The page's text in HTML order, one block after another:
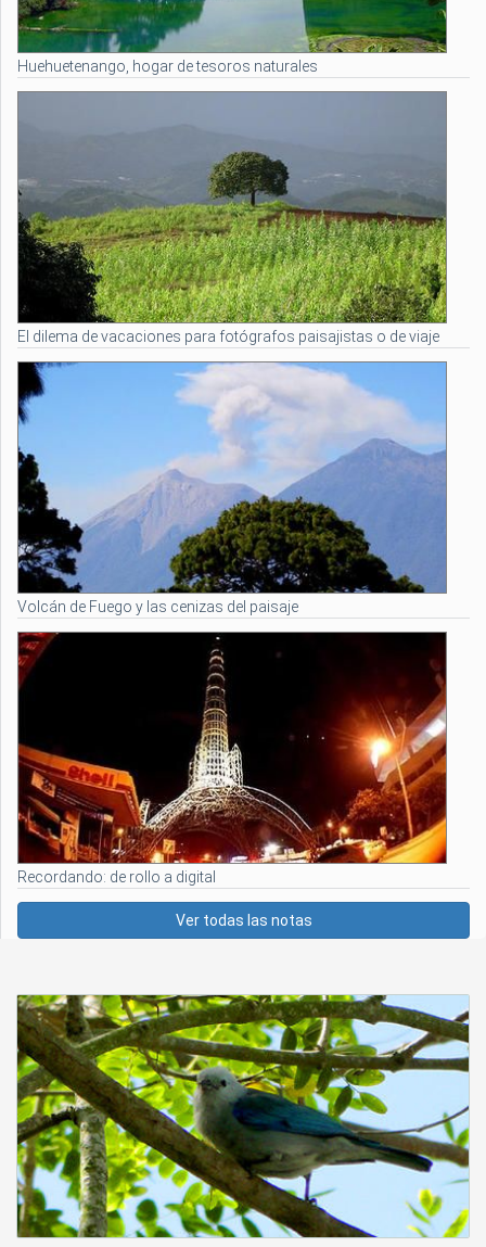
Huehuetenango, hogar de tesoros naturales
El dilema de vacaciones para fotógrafos paisajistas o de viaje
Volcán de Fuego y las cenizas del paisaje
Recordando: de rollo a digital
Ver todas las notas